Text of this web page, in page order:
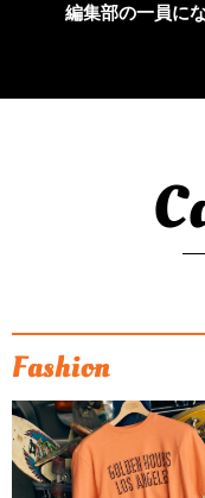
編集部の一員に
Fashion